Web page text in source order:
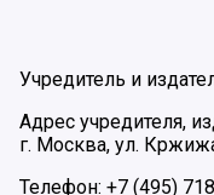
Учредитель и
Адрес учредителя,
г. Москва, ул.
Телефон: +7 (495)